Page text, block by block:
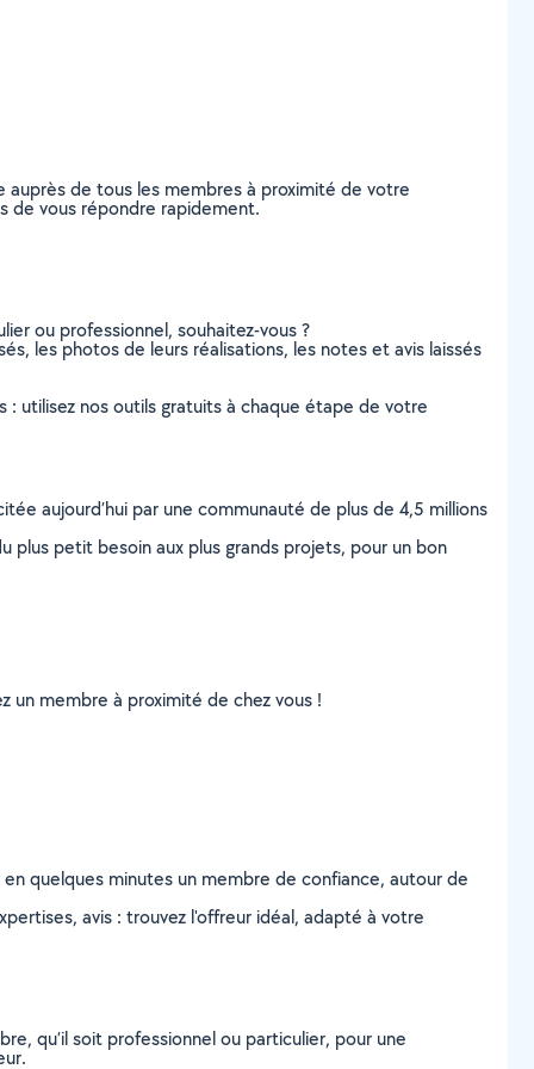
auprès de tous les membres à proximité de votre
de vous répondre rapidement.
ou professionnel, souhaitez-vous ?
les photos de leurs réalisations, les notes et avis laissés
: utilisez nos outils gratuits à chaque étape de votre
aujourd’hui par une communauté de plus de 4,5 millions
plus petit besoin aux plus grands projets, pour un bon
un membre à proximité de chez vous !
quelques minutes un membre de confiance, autour de
avis : trouvez l'offreur idéal, adapté à votre
qu’il soit professionnel ou particulier, pour une